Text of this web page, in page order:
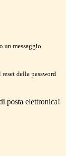
un messaggio
della password
posta elettronica!